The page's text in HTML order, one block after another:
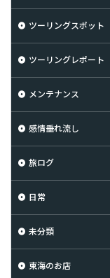
ツーリングスポット
ツーリングレポート
メンテナンス
感情垂れ流し
旅ログ
日常
未分類
東海のお店